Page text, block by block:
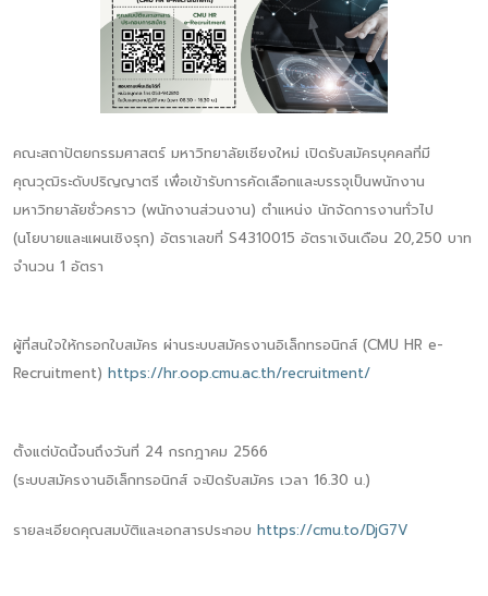
คณะสถาปัตยกรรมศาสตร์ มหาวิทยาลัยเชียงใหม่ เปิดรับสมัครบุคคลที่มี
คุณวุฒิระดับปริญญาตรี เพื่อเข้ารับการคัดเลือกและบรรจุเป็นพนักงาน
มหาวิทยาลัยชั่วคราว (พนักงานส่วนงาน) ตำแหน่ง นักจัดการงานทั่วไป
(นโยบายและแผนเชิงรุก) อัตราเลขที่ S4310015 อัตราเงินเดือน 20,250 บาท
จำนวน 1 อัตรา
ผู้ที่สนใจให้กรอกใบสมัคร ผ่านระบบสมัครงานอิเล็กทรอนิกส์ (CMU HR e-
Recruitment) https://hr.oop.cmu.ac.th/recruitment/
ตั้งแต่บัดนี้จนถึงวันที่ 24 กรกฎาคม 2566
(ระบบสมัครงานอิเล็กทรอนิกส์ จะปิดรับสมัคร เวลา 16.30 น.)
รายละเอียดคุณสมบัติและเอกสารประกอบ https://cmu.to/DjG7V